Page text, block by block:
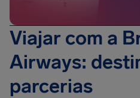
Viajar com a
Airways:
parcerias